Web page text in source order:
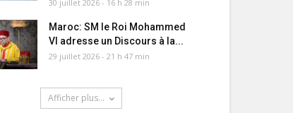
30 juillet 2026 - 16 h 28 min
Maroc: SM le Roi Mohammed
VI adresse un Discours à la...
29 juillet 2026 - 21 h 47 min
Afficher plus...